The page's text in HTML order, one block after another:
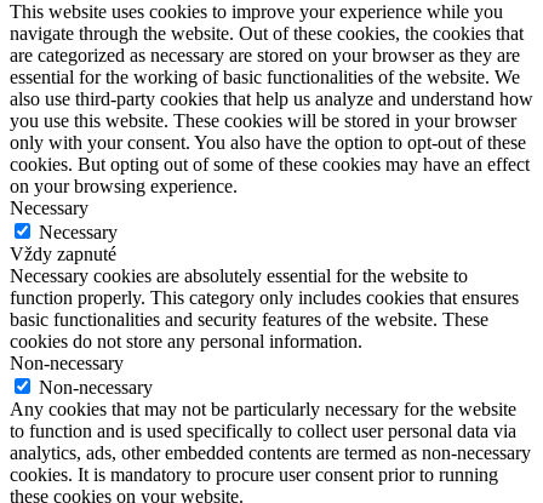
This website uses cookies to improve your experience while you
navigate through the website. Out of these cookies, the cookies that
are categorized as necessary are stored on your browser as they are
essential for the working of basic functionalities of the website. We
also use third-party cookies that help us analyze and understand how
you use this website. These cookies will be stored in your browser
only with your consent. You also have the option to opt-out of these
cookies. But opting out of some of these cookies may have an effect
on your browsing experience.
Necessary
Necessary
Vždy zapnuté
Necessary cookies are absolutely essential for the website to
function properly. This category only includes cookies that ensures
basic functionalities and security features of the website. These
cookies do not store any personal information.
Non-necessary
Non-necessary
Any cookies that may not be particularly necessary for the website
to function and is used specifically to collect user personal data via
analytics, ads, other embedded contents are termed as non-necessary
cookies. It is mandatory to procure user consent prior to running
these cookies on your website.